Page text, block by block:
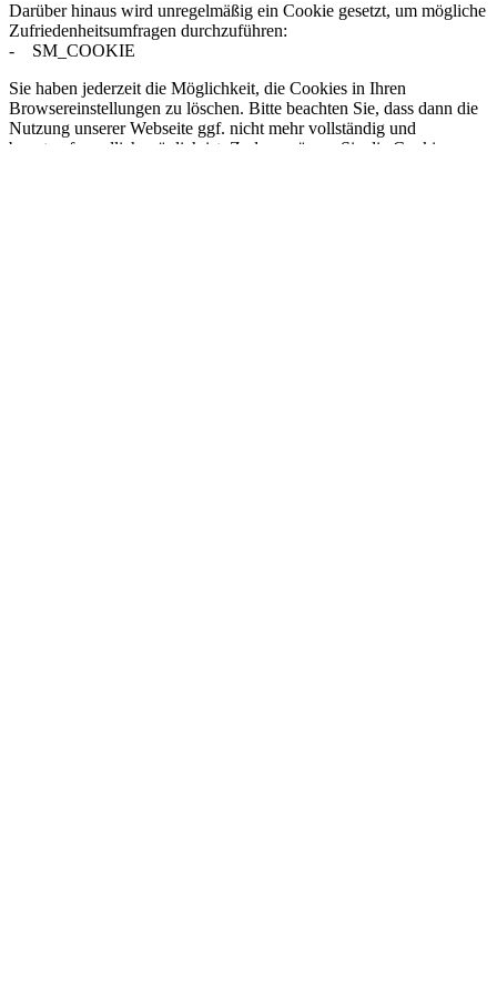
Darüber hinaus wird unregelmäßig ein Cookie gesetzt, um mögliche
Zufriedenheitsumfragen durchzuführen:
- SM_COOKIE
Sie haben jederzeit die Möglichkeit, die Cookies in Ihren
Browsereinstellungen zu löschen. Bitte beachten Sie, dass dann die
Nutzung unserer Webseite ggf. nicht mehr vollständig und
benutzerfreundlich möglich ist. Zudem müssen Sie die Cookie-